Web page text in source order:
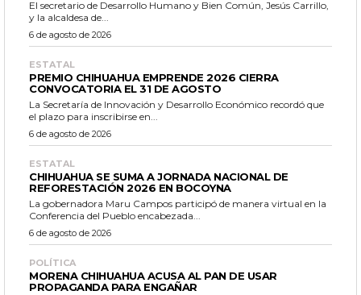
El secretario de Desarrollo Humano y Bien Común, Jesús Carrillo,
y la alcaldesa de...
6 de agosto de 2026
ESTATAL
PREMIO CHIHUAHUA EMPRENDE 2026 CIERRA
CONVOCATORIA EL 31 DE AGOSTO
La Secretaría de Innovación y Desarrollo Económico recordó que
el plazo para inscribirse en...
6 de agosto de 2026
ESTATAL
CHIHUAHUA SE SUMA A JORNADA NACIONAL DE
REFORESTACIÓN 2026 EN BOCOYNA
La gobernadora Maru Campos participó de manera virtual en la
Conferencia del Pueblo encabezada...
6 de agosto de 2026
POLÍTICA
MORENA CHIHUAHUA ACUSA AL PAN DE USAR
PROPAGANDA PARA ENGAÑAR